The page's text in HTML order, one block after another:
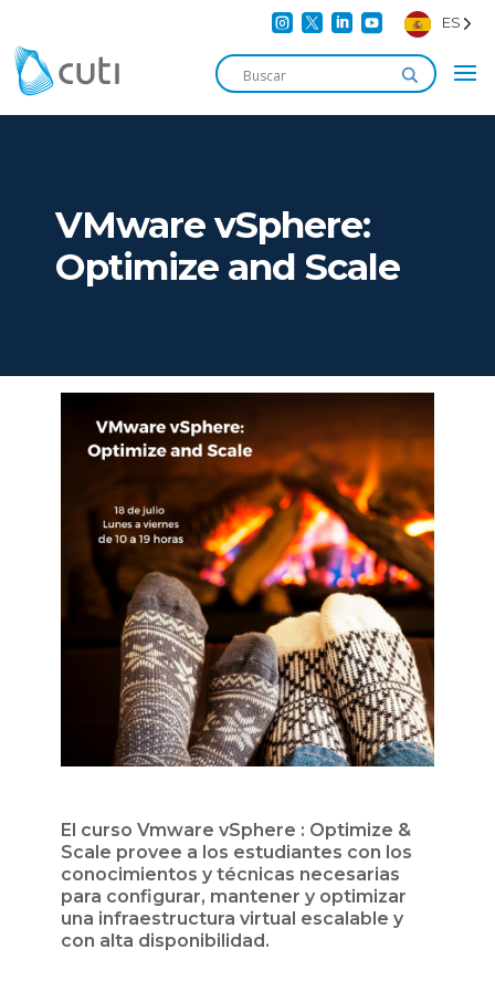
    ES
VMware vSphere:
Optimize and Scale
El curso Vmware vSphere : Optimize &
Scale provee a los estudiantes con los
conocimientos y técnicas necesarias
para configurar, mantener y optimizar
una infraestructura virtual escalable y
con alta disponibilidad.